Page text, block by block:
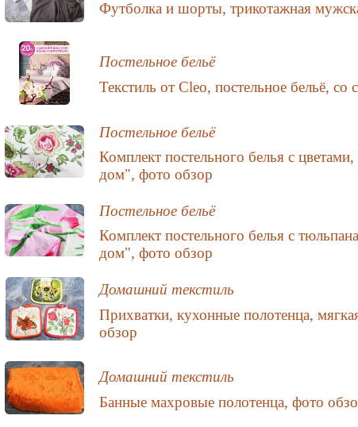
Футболка и шорты, трикотажная
Постельное бельё
Текстиль от Cleo, постельное бельё, со
Постельное бельё
Комплект постельного белья с
дом", фото обзор
Постельное бельё
Комплект постельного белья с
дом", фото обзор
Домашний текстиль
Прихватки, кухонные полотенца,
обзор
Домашний текстиль
Банные махровые полотенца, фото